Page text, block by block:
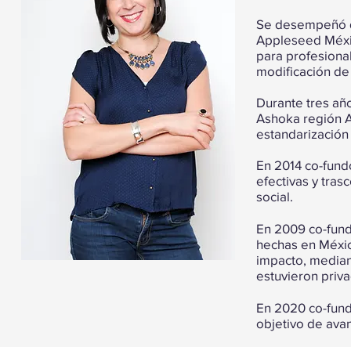
Se desempeñó
Appleseed
para
modificación
Durante tres
Ashoka región
En 2014 co-
efectivas y
social.
En 2009 co-
hechas en
impacto,
estuvieron
En 2020 co-
objetivo de